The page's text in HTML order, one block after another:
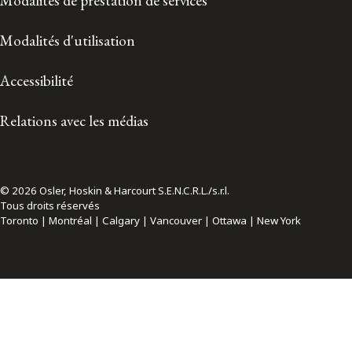
Modalités d'utilisation
Accessibilité
Relations avec les médias
© 2026 Osler, Hoskin & Harcourt S.E.N.C.R.L./s.r.l.
Tous droits réservés
Toronto | Montréal | Calgary | Vancouver | Ottawa | New York